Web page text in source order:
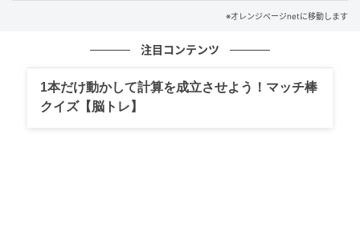
り込みを入れる。切れ目から左右に切り開き、厚みを
目を下にして入れ、酒をふる。ふんわりとラップをか
け、電子レンジで4分ほど加熱して、そのまま5分ほど
おいて蒸らす。
※オレンジページnetに移動します
注目コンテンツ
1本だけ動かして計算を成立させよう！マッチ棒
クイズ【脳トレ】